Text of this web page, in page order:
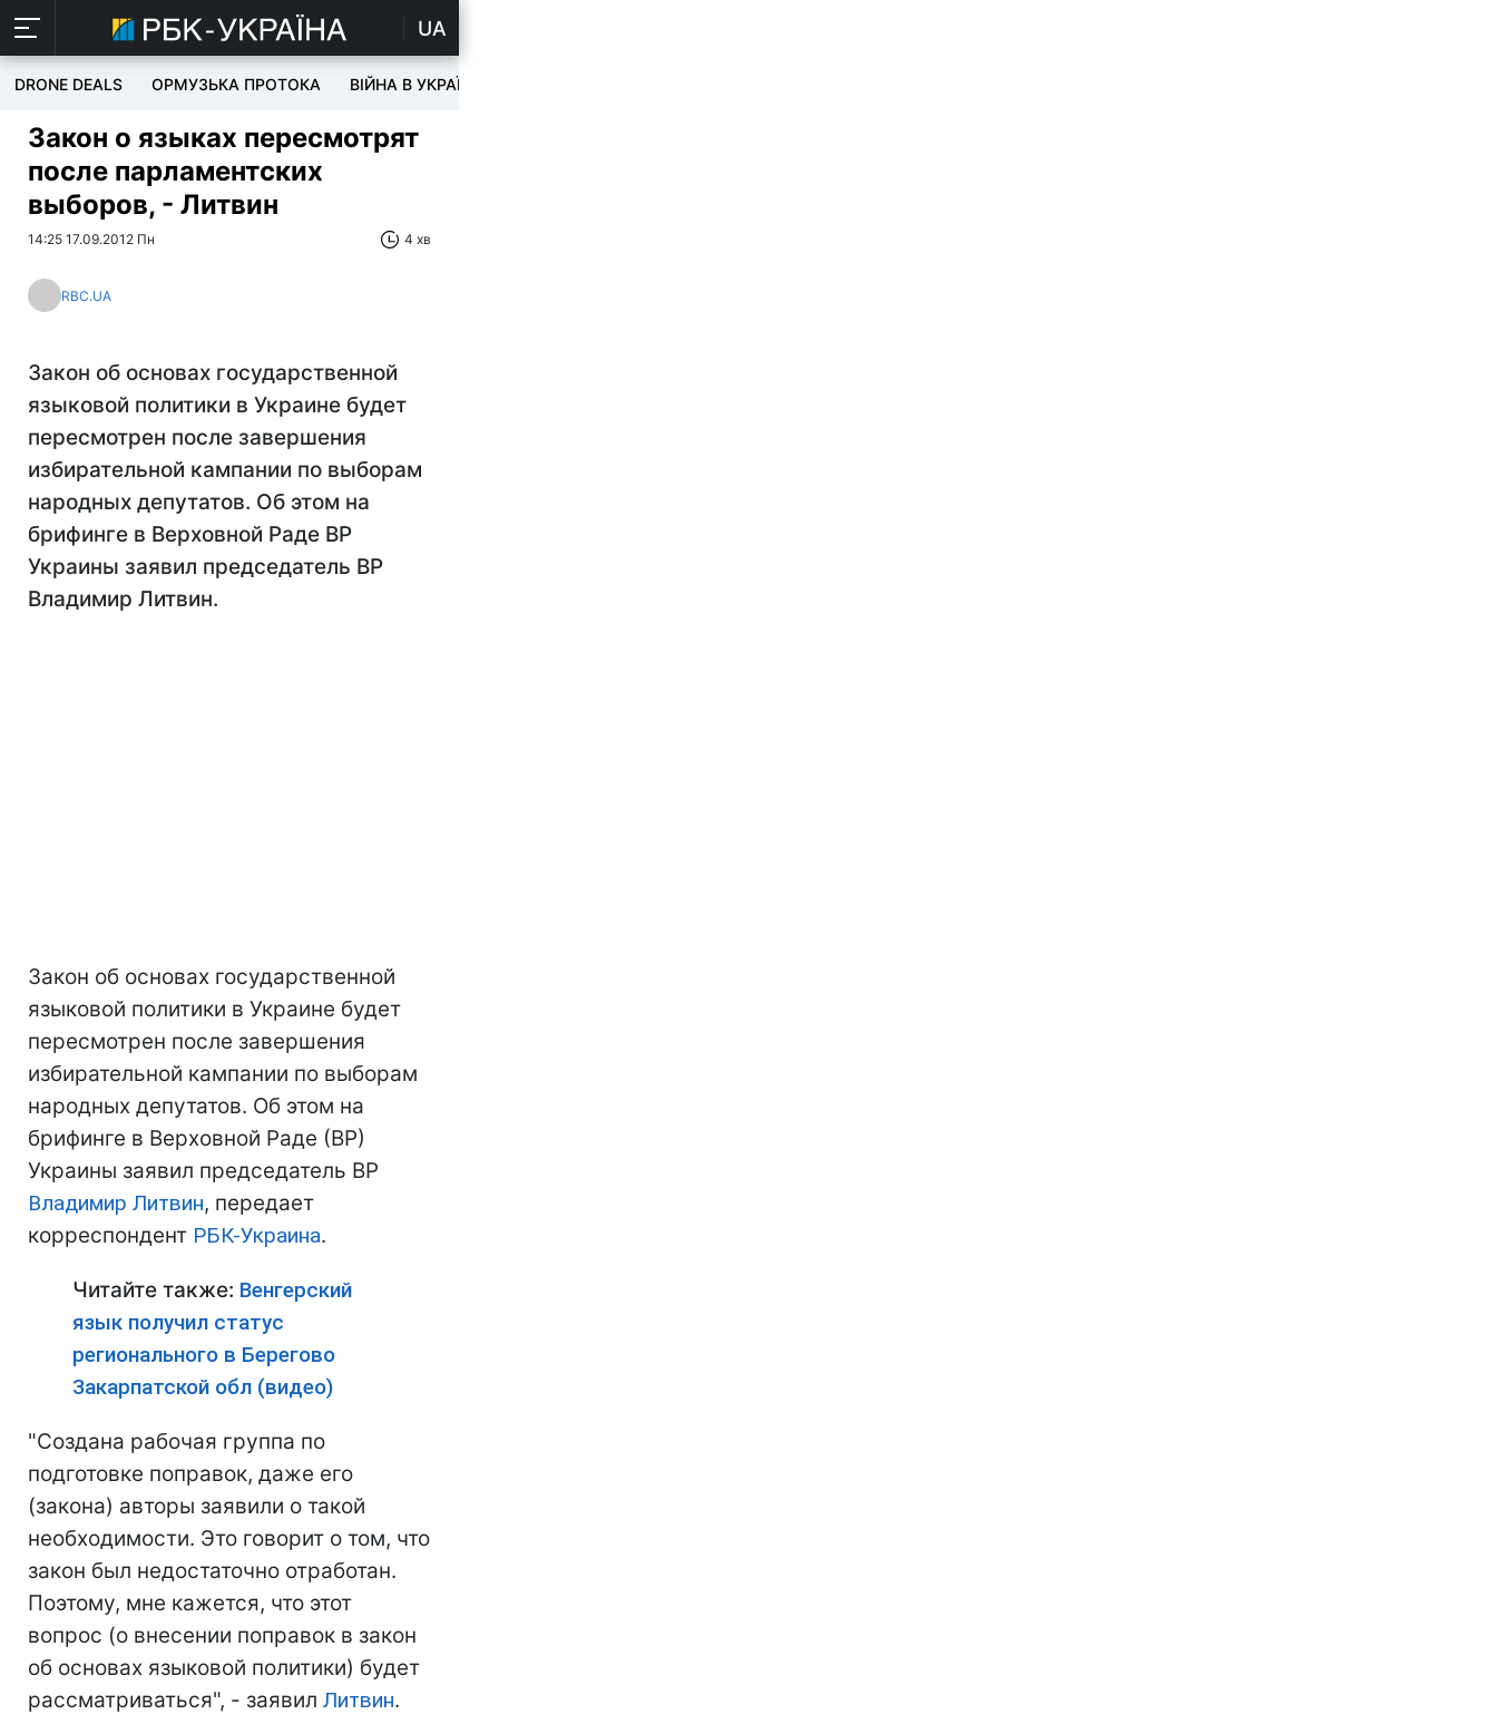
UA
DRONE DEALS ОРМУЗЬКА ПРОТОКА ВІЙНА В УКРАЇНІ
Закон о языках пересмотрят
после парламентских
выборов, - Литвин
14:25 17.09.2012 Пн 4 хв
RBC.UA
Закон об основах государственной
языковой политики в Украине будет
пересмотрен после завершения
избирательной кампании по выборам
народных депутатов. Об этом на
брифинге в Верховной Раде ВР
Украины заявил председатель ВР
Владимир Литвин.
Закон об основах государственной
языковой политики в Украине будет
пересмотрен после завершения
избирательной кампании по выборам
народных депутатов. Об этом на
брифинге в Верховной Раде (ВР)
Украины заявил председатель ВР
Владимир Литвин, передает
корреспондент РБК-Украина.
Читайте также: Венгерский
язык получил статус
регионального в Берегово
Закарпатской обл (видео)
"Создана рабочая группа по
подготовке поправок, даже его
(закона) авторы заявили о такой
необходимости. Это говорит о том, что
закон был недостаточно отработан.
Поэтому, мне кажется, что этот
вопрос (о внесении поправок в закон
об основах языковой политики) будет
рассматриваться", - заявил Литвин.